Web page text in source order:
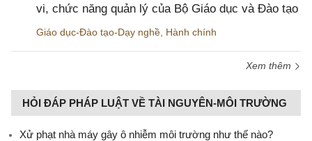
vi, chức năng quản lý của Bộ Giáo dục và Đào tạo
Giáo dục-Đào tạo-Dạy nghề Hành chính
Xem thêm
HỎI ĐÁP PHÁP LUẬT VỀ TÀI NGUYÊN-MÔI TRƯỜNG
Xử phạt nhà máy gây ô nhiễm môi trường như thế nào?